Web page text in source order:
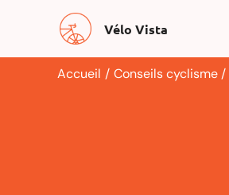
contenu
Vélo Vista
Accueil Conseils cyclisme